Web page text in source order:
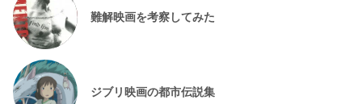
難解映画を考察してみた
ジブリ映画の都市伝説集